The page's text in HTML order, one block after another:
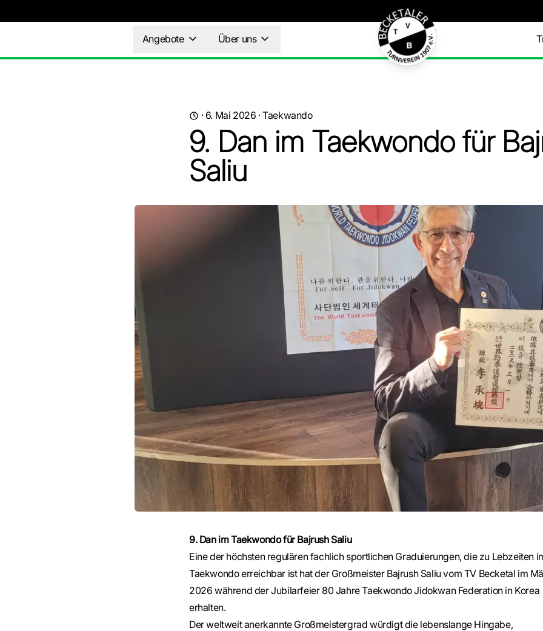
Angebote Über uns
· 6. Mai 2026 ·Taekwando
9. Dan im Taekwondo für
Saliu
9. Dan im Taekwondo für Bajrush Saliu
Eine der höchsten regulären fachlich sportlichen Graduierungen, die zu Lebzeiten
Taekwondo erreichbar ist hat der Großmeister Bajrush Saliu vom TV Becketal im
2026 während der Jubilarfeier 80 Jahre Taekwondo Jidokwan Federation in Korea
erhalten.
Der weltweit anerkannte Großmeistergrad würdigt die lebenslange Hingabe,